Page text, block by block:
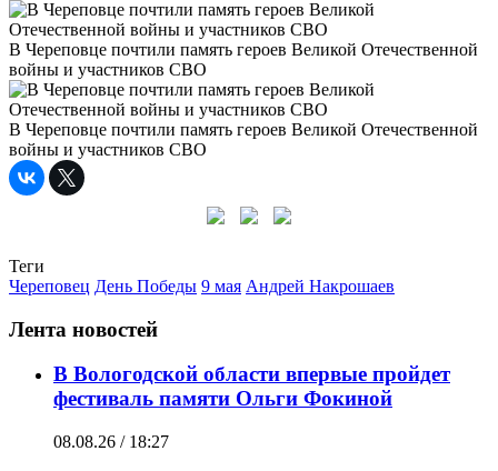
В Череповце почтили память героев Великой Отечественной
войны и участников СВО
В Череповце почтили память героев Великой Отечественной
войны и участников СВО
Теги
Череповец День Победы 9 мая Андрей Накрошаев
Лента новостей
В Вологодской области впервые пройдет
фестиваль памяти Ольги Фокиной
08.08.26 / 18:27